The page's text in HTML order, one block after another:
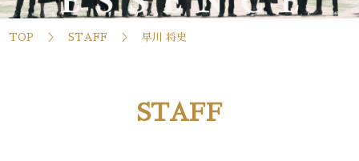
TOP STAFF 早川 将史
STAFF